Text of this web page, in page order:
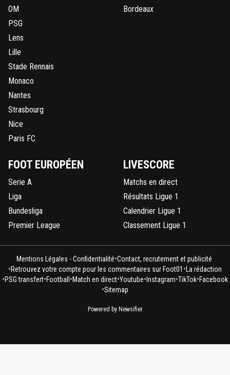
OM
PSG
Lens
Lille
Stade Rennais
Monaco
Nantes
Strasbourg
Nice
Paris FC
Bordeaux
FOOT EUROPÉEN
Serie A
Liga
Bundesliga
Premier League
LIVESCORE
Matchs en direct
Résultats Ligue 1
Calendrier Ligue 1
Classement Ligue 1
Mentions Légales - Confidentialité•Contact, recrutement et publicité
•Retrouvez votre compte pour les commentaires sur Foot01 •La rédaction
•PSG transfert•Football•Match en direct•Youtube•Instagram•TikTok•Facebook
•Sitemap
Powered by Newsifier